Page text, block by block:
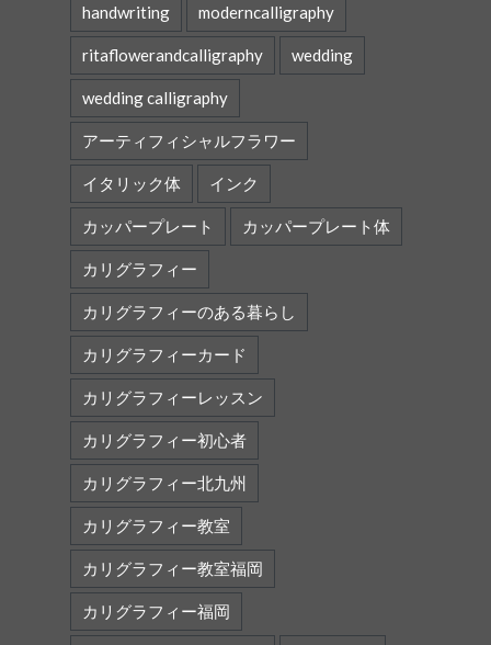
handwriting moderncalligraphy
ritaflowerandcalligraphy wedding
wedding calligraphy
アーティフィシャルフラワー
イタリック体 インク
カッパープレート カッパープレート体
カリグラフィー
カリグラフィーのある暮らし
カリグラフィーカード
カリグラフィーレッスン
カリグラフィー初心者
カリグラフィー北九州
カリグラフィー教室
カリグラフィー教室福岡
カリグラフィー福岡